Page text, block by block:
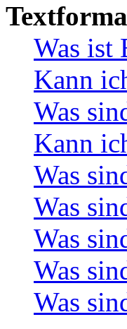
Was ist
Kann
Was
Kann
Was
Was
Was
Was
Was